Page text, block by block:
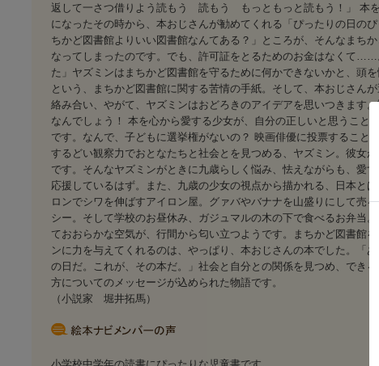
返して一さつ借りよう読もう 読もう もっともっと読もう！」 本
になったその時から、本おじさんが勧めてくれる「ぴったりの日の
ちかど図書館よりいい図書館なんてある？」ところが、そんなまち
なってしまったのです。でも、許可証をとるためのお金はなくて
た」ヤズミンはまちかど図書館を守るために何かできないかと、頭
という、まちかど図書館に関する苦情の手紙。そして、本おじさん
絡み合い、やがて、ヤズミンはおどろきのアイデアを思いつきます
なんでしょう！ 本を心から愛する少女が、自分の正しいと思うこ
です。なんで、子どもに選挙権がないの？ 映画俳優に投票すること
するどい観察力でおとなたちと社会とを見つめる、ヤズミン。彼女
です。そんなヤズミンがときに九歳らしく悩み、怯えながらも、愛
応援しているはず。また、九歳の少女の視点から描かれる、日本と
ロンでシワを伸ばすアイロン屋。グァバやバナナを山盛りにして売
シー。そして学校のお昼休み、ガジュマルの木の下で食べるお弁当
ておおらかな空気が、行間から匂い立つようです。まちかど図書館
ンに力を与えてくれるのは、やっぱり、本おじさんの本でした。「
の日だ。これが、その本だ。」社会と自分との関係を見つめ、でき
方についてのメッセージが込められた物語です。
（小説家 堀井拓馬）